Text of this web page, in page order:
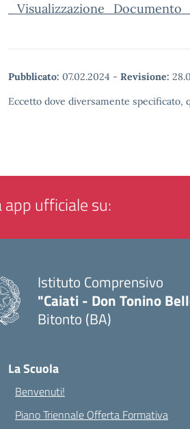
Pubblicato: 07.02.2024 - Revisione:
Eccetto dove diversamente
app ufficiale su:
Istituto Comprensivo
"Caiati - Don Tonino
Bitonto (BA)
La Scuola
Benvenuti!
Piano Triennale Offerta Formativa